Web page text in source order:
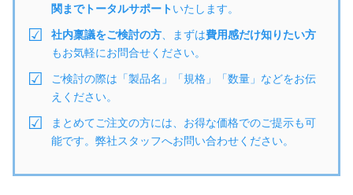
関までトータルサポートいたします。
社内稟議をご検討の方 、まずは費用感だけ知りたい方
もお気軽にお問合せください。
ご検討の際は「製品名」「規格」「数量」などをお伝
えください。
まとめてご注文の方には、お得な価格でのご提示も可
能です。弊社スタッフへお問い合わせください。